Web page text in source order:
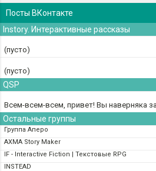
Посты ВКонтакте
Instory. Интерактивные рассказы
(пусто)
(пусто)
QSP
Остальные группы
Группа Аперо
AXMA Story Maker
IF - Interactive Fiction | Текстовые RPG
INSTEAD